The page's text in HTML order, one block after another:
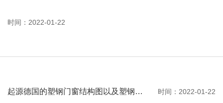
时间：2022-01-22
起源德国的塑钢门窗结构图以及塑钢门窗的优缺点 时间：2022-01-22